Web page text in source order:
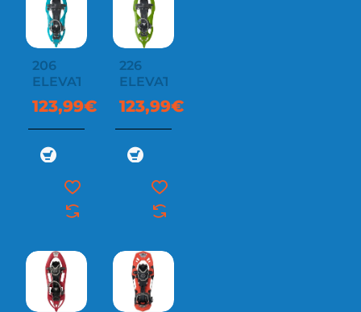
206
ELEVATION
123,99€
226
ELEVATION
123,99€